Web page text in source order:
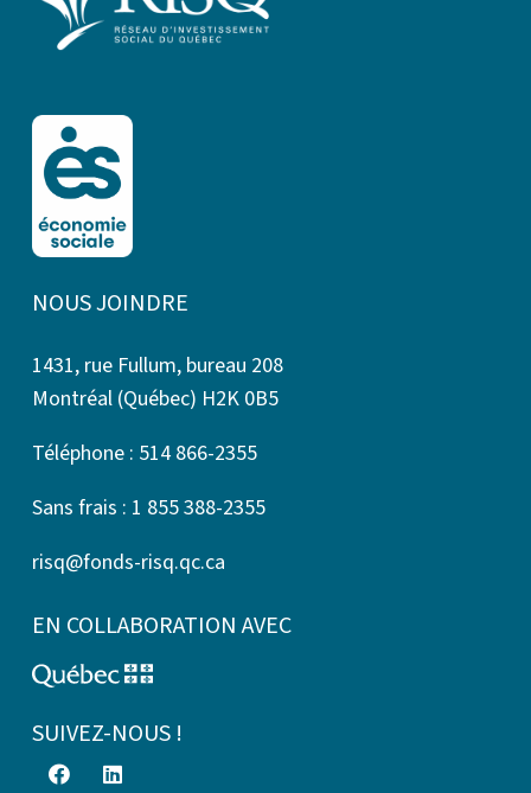
NOUS JOINDRE
1431, rue Fullum, bureau 208
Montréal (Québec) H2K 0B5
Téléphone : 514 866-2355
Sans frais : 1 855 388-2355
risq@fonds-risq.qc.ca
EN COLLABORATION AVEC
SUIVEZ-NOUS !